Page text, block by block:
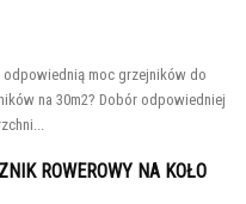
moc grzejników do
na 30m2? Dobór odpowiedniej
ROWEROWY NA KOŁO